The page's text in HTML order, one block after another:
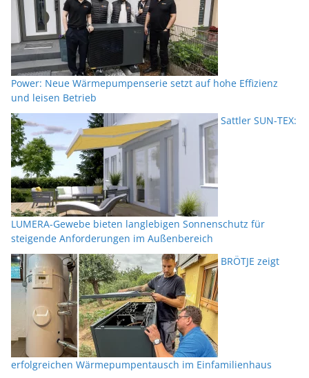
Power: Neue Wärmepumpenserie setzt auf hohe Effizienz
und leisen Betrieb
Sattler SUN-TEX:
LUMERA-Gewebe bieten langlebigen Sonnenschutz für
steigende Anforderungen im Außenbereich
BRÖTJE zeigt
erfolgreichen Wärmepumpentausch im Einfamilienhaus